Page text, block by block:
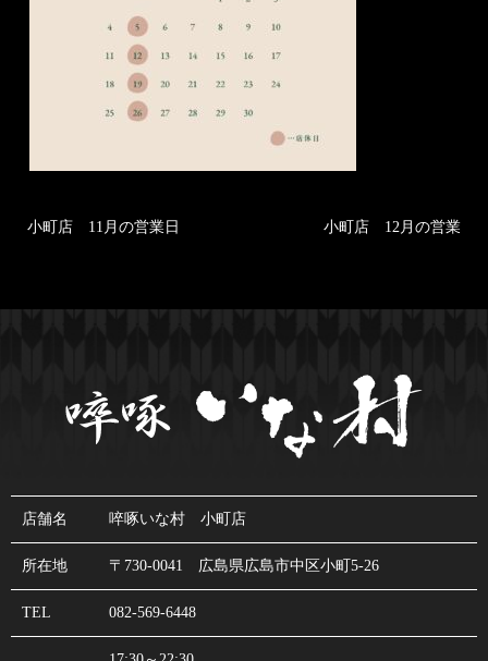
小町店 11月の営業日 小町店 12月の営業
店舗名 啐啄いな村 小町店
所在地 〒730-0041 広島県広島市中区小町5-26
TEL 082-569-6448